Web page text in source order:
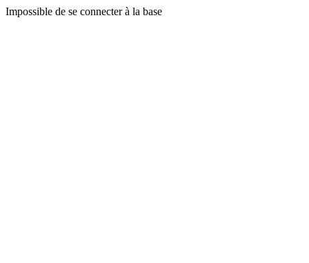
Impossible de se connecter à la base